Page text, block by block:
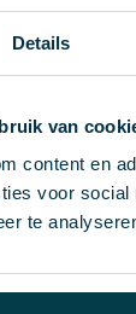
Details
van
content en
voor social
te
15